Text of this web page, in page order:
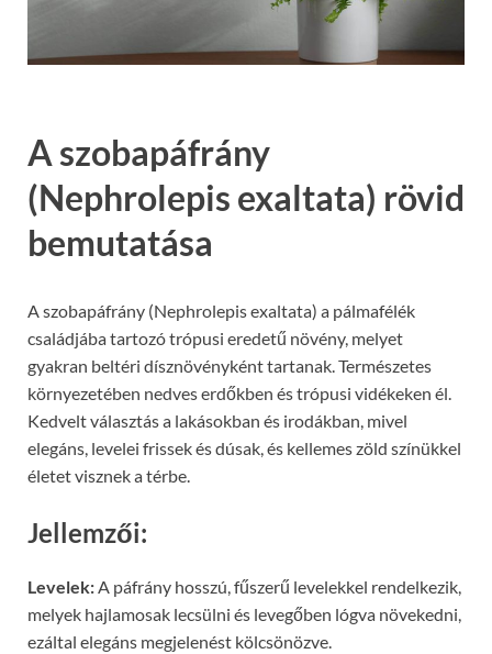
A szobapáfrány
(Nephrolepis exaltata) rövid
bemutatása
A szobapáfrány (Nephrolepis exaltata) a pálmafélék
családjába tartozó trópusi eredetű növény, melyet
gyakran beltéri dísznövényként tartanak. Természetes
környezetében nedves erdőkben és trópusi vidékeken él.
Kedvelt választás a lakásokban és irodákban, mivel
elegáns, levelei frissek és dúsak, és kellemes zöld színükkel
életet visznek a térbe.
Jellemzői:
Levelek:A páfrány hosszú, fűszerű levelekkel rendelkezik,
melyek hajlamosak lecsülni és levegőben lógva növekedni,
ezáltal elegáns megjelenést kölcsönözve.